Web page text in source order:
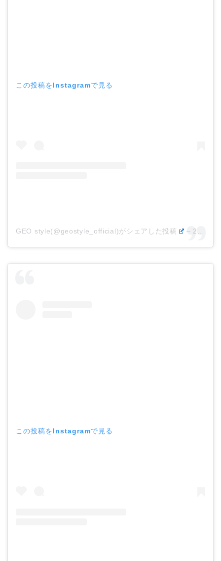
この投稿をInstagramで見る
GEO style(@geostyle_official)がシェアした投稿 – 2019年12月月30日午前4時16分PST
この投稿をInstagramで見る